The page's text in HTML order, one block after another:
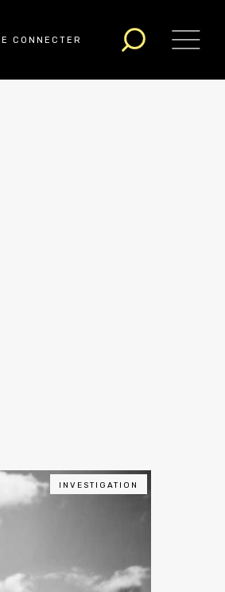
CONNECTER
INVESTIGATION